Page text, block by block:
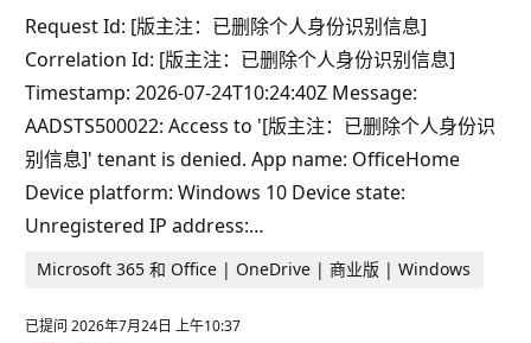
Request Id: [版主注：已删除个人身份识别信息]
Correlation Id: [版主注：已删除个人身份识别信息]
Timestamp: 2026-07-24T10:24:40Z Message:
AADSTS500022: Access to '[版主注：已删除个人身份识
别信息]' tenant is denied. App name: OfficeHome
Device platform: Windows 10 Device state:
Unregistered IP address:…
Microsoft 365 和 Office | OneDrive | 商业版 | Windows
已提问 2026年7月24日 上午10:37